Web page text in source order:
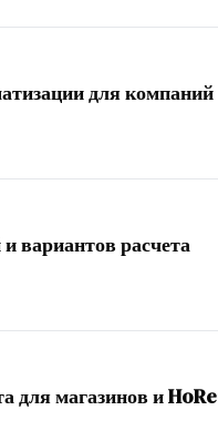
для компаний
вариантов расчета
для магазинов и